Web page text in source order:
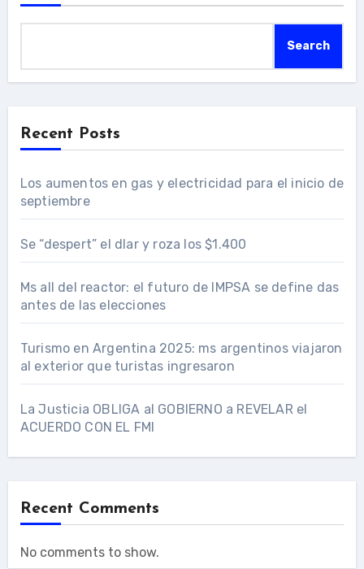
Search
Recent Posts
Los aumentos en gas y electricidad para el inicio de
septiembre
Se “despert” el dlar y roza los $1.400
Ms all del reactor: el futuro de IMPSA se define das
antes de las elecciones
Turismo en Argentina 2025: ms argentinos viajaron
al exterior que turistas ingresaron
La Justicia OBLIGA al GOBIERNO a REVELAR el
ACUERDO CON EL FMI
Recent Comments
No comments to show.